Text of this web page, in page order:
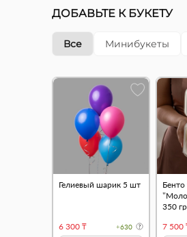
ДОБАВЬТЕ К БУКЕТУ
Все Минибукеты
Гелиевый шарик 5 шт
6 300 ₸ +630
Бенто
350
7 500